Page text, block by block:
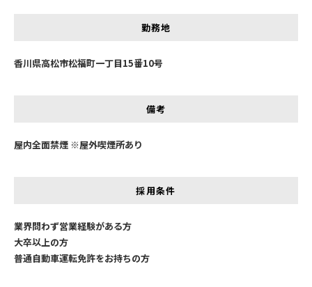
勤務地
香川県高松市松福町一丁目15番10号
備考
屋内全面禁煙 ※屋外喫煙所あり
採用条件
業界問わず営業経験がある方
大卒以上の方
普通自動車運転免許をお持ちの方